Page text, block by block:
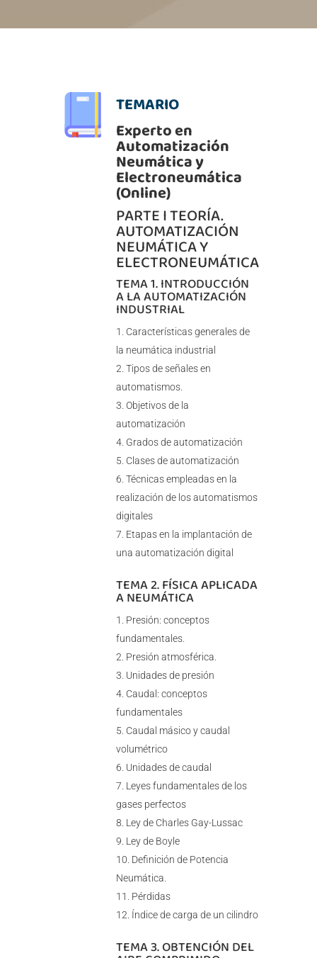
TEMARIO
Experto en
Automatización
Neumática y
Electroneumática
(Online)
PARTE I TEORÍA.
AUTOMATIZACIÓN
NEUMÁTICA Y
ELECTRONEUMÁTICA
TEMA 1. INTRODUCCIÓN
A LA AUTOMATIZACIÓN
INDUSTRIAL
Características generales de
la neumática industrial
Tipos de señales en
automatismos.
Objetivos de la
automatización
Grados de automatización
Clases de automatización
Técnicas empleadas en la
realización de los automatismos
digitales
Etapas en la implantación de
una automatización digital
TEMA 2. FÍSICA APLICADA
A NEUMÁTICA
Presión: conceptos
fundamentales.
Presión atmosférica.
Unidades de presión
Caudal: conceptos
fundamentales
Caudal másico y caudal
volumétrico
Unidades de caudal
Leyes fundamentales de los
gases perfectos
Ley de Charles Gay-Lussac
Ley de Boyle
Definición de Potencia
Neumática.
Pérdidas
Índice de carga de un cilindro
TEMA 3. OBTENCIÓN DEL